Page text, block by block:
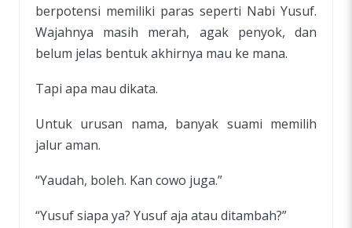
berpotensi memiliki paras seperti Nabi Yusuf.
Wajahnya masih merah, agak penyok, dan
belum jelas bentuk akhirnya mau ke mana.
Tapi apa mau dikata.
Untuk urusan nama, banyak suami memilih
jalur aman.
“Yaudah, boleh. Kan cowo juga.”
“Yusuf siapa ya? Yusuf aja atau ditambah?”